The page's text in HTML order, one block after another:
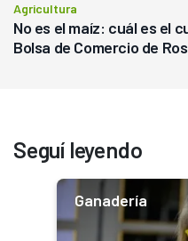
Agricultura
No es el maíz: cuál es el
Bolsa de Comercio de
Seguí leyendo
Ganadería